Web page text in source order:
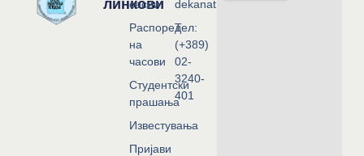
линкови
сесии
Распоред
на
часови
Студентски
прашања
Известувања
Пријави
dekanat@flf.ukim.edu.mk
Тел:
(+389)
02-
3240-
401